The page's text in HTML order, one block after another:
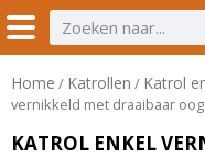
Home / Katrollen / Katrol
vernikkeld met draaibaar
KATROL ENKEL